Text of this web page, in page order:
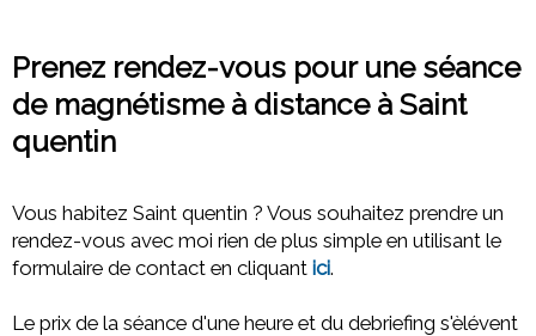
Prenez rendez-vous pour une séance
de magnétisme à distance à Saint
quentin
Vous habitez Saint quentin ? Vous souhaitez prendre un
rendez-vous avec moi rien de plus simple en utilisant le
formulaire de contact en cliquant ici.
Le prix de la séance d'une heure et du debriefing s'èlévent